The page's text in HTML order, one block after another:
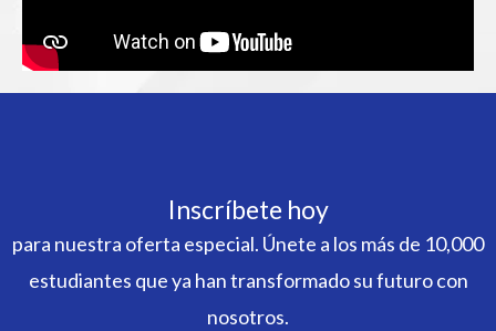
Inscríbete hoy
para nuestra oferta especial. Únete a los más de 10,000
estudiantes que ya han transformado su futuro con
nosotros.